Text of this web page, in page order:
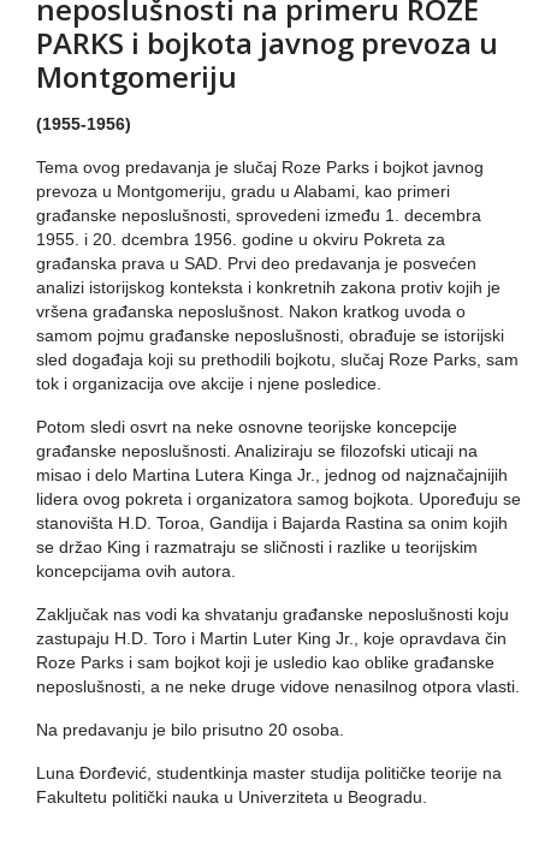
neposlušnosti na primeru ROZE
PARKS i bojkota javnog prevoza u
Montgomeriju
(1955-1956)
Tema ovog predavanja je slučaj Roze Parks i bojkot javnog
prevoza u Montgomeriju, gradu u Alabami, kao primeri
građanske neposlušnosti, sprovedeni između 1. decembra
1955. i 20. dcembra 1956. godine u okviru Pokreta za
građanska prava u SAD. Prvi deo predavanja je posvećen
analizi istorijskog konteksta i konkretnih zakona protiv kojih je
vršena građanska neposlušnost. Nakon kratkog uvoda o
samom pojmu građanske neposlušnosti, obrađuje se istorijski
sled događaja koji su prethodili bojkotu, slučaj Roze Parks, sam
tok i organizacija ove akcije i njene posledice.
Potom sledi osvrt na neke osnovne teorijske koncepcije
građanske neposlušnosti. Analiziraju se filozofski uticaji na
misao i delo Martina Lutera Kinga Jr., jednog od najznačajnijih
lidera ovog pokreta i organizatora samog bojkota. Upoređuju se
stanovišta H.D. Toroa, Gandija i Bajarda Rastina sa onim kojih
se držao King i razmatraju se sličnosti i razlike u teorijskim
koncepcijama ovih autora.
Zaključak nas vodi ka shvatanju građanske neposlušnosti koju
zastupaju H.D. Toro i Martin Luter King Jr., koje opravdava čin
Roze Parks i sam bojkot koji je usledio kao oblike građanske
neposlušnosti, a ne neke druge vidove nenasilnog otpora vlasti.
Na predavanju je bilo prisutno 20 osoba.
Luna Đorđević, studentkinja master studija političke teorije na
Fakultetu politički nauka u Univerziteta u Beogradu.